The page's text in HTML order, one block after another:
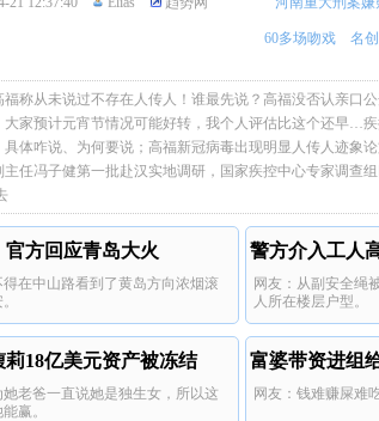
60多场吻戏 名
福称从未说过不存在人传人！谁最先说？高福没否认亲口
大家预计元宵节情况可能好转，我个人评估比这个还早…
具体咋说、为何要说；高福新冠病毒出现明显人传人迹象
主任冯子健第一批赴汉实地调研，国家疾控中心专家调查
官方回应青岛大火
得在中山路看到了黄岛方向浓烟滚
警方介入工人
网友：从副安全绳
人所在楼层户型。
莉18亿美元资产被冻结
她老爸一直说她是独生女，所以这
赢。
富婆带资进组
网友：钱难赚屎难吃